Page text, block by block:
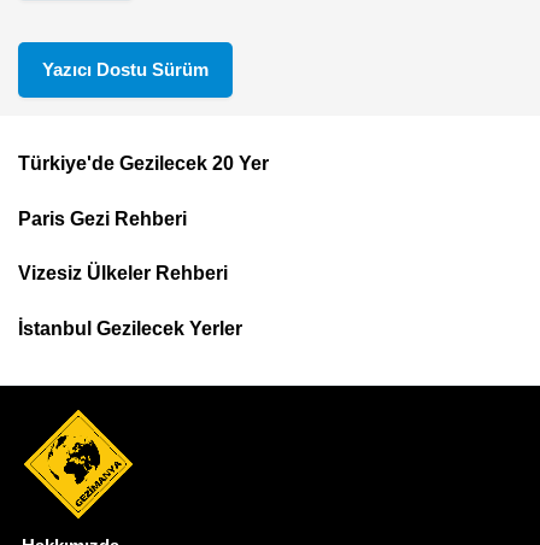
Yazıcı Dostu Sürüm
Top
Menu
Türkiye'de Gezilecek 20 Yer
Paris Gezi Rehberi
Vizesiz Ülkeler Rehberi
İstanbul Gezilecek Yerler